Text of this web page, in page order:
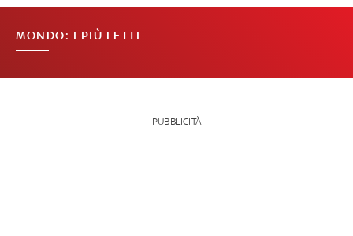
MONDO: I PIÙ LETTI
PUBBLICITÀ